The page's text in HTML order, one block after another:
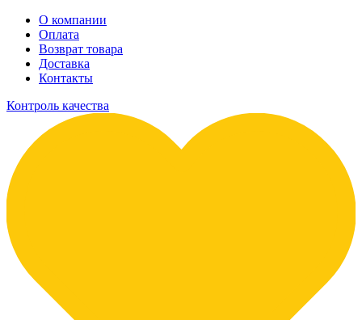
О компании
Оплата
Возврат товара
Доставка
Контакты
Контроль качества